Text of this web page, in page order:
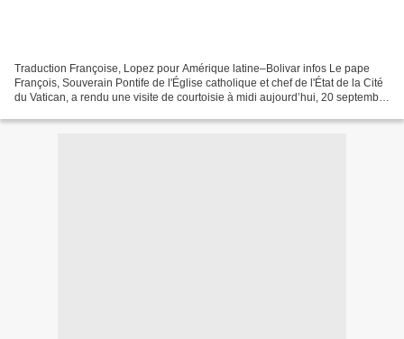
Traduction Françoise, Lopez pour Amérique latine–Bolivar infos Le pape
François, Souverain Pontife de l'Église catholique et chef de l'État de la Cité
du Vatican, a rendu une visite de courtoisie à midi aujourd’hui, 20 septembre